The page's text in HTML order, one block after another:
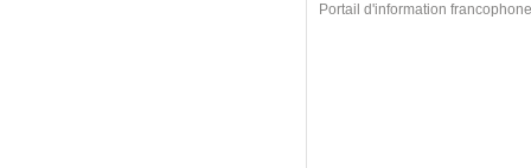
Portail d'information